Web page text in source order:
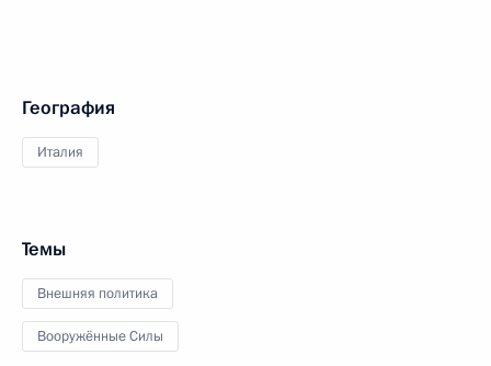
География
Италия
Темы
Внешняя политика
Вооружённые Силы